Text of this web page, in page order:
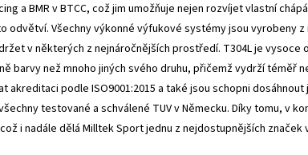
a BMR v BTCC, což jim umožňuje nejen rozvíjet vlastní
odvětví. Všechny výkonné výfukové systémy jsou vyrobeny
v některých z nejnáročnějších prostředí. T304L je
barvy než mnoho jiných svého druhu, přičemž vydrží
akreditaci podle ISO9001:2015 a také jsou schopni
testované a schválené TUV v Německu. Díky tomu, v
i nadále dělá Milltek Sport jednu z nejdostupnějších